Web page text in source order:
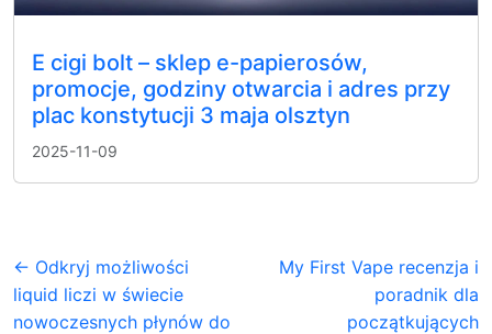
E cigi bolt – sklep e-papierosów,
promocje, godziny otwarcia i adres przy
plac konstytucji 3 maja olsztyn
2025-11-09
← Odkryj możliwości
liquid liczi w świecie
nowoczesnych płynów do
My First Vape recenzja i
poradnik dla
początkujących